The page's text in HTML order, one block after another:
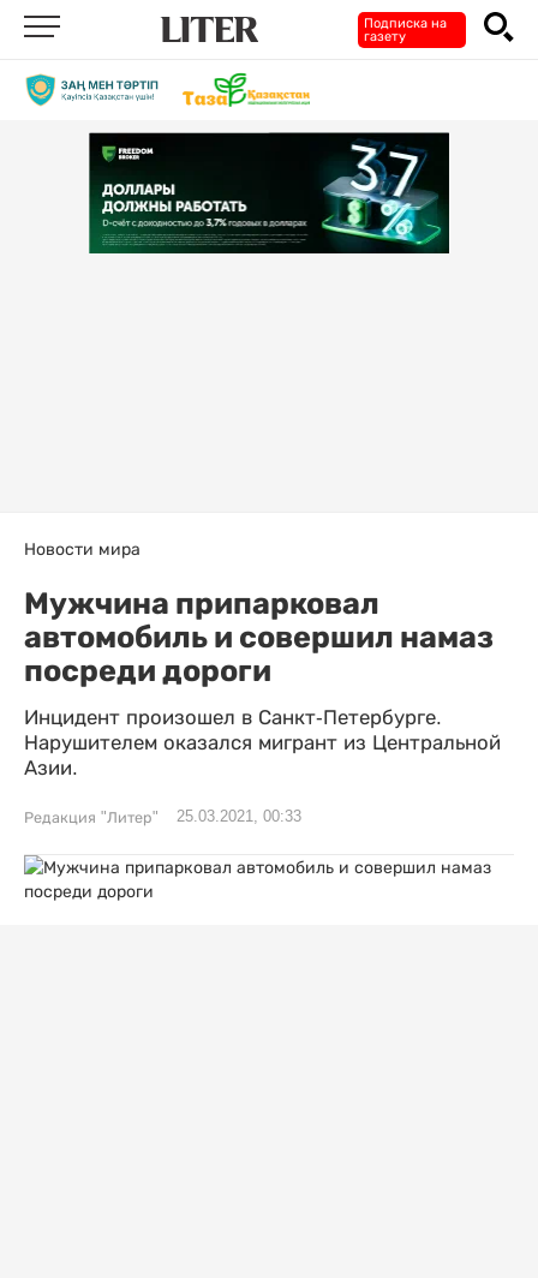
Подписка на
газету
Новости мира
Мужчина припарковал
автомобиль и совершил намаз
посреди дороги
Инцидент произошел в Санкт-Петербурге.
Нарушителем оказался мигрант из Центральной
Азии.
Редакция "Литер" 25.03.2021, 00:33